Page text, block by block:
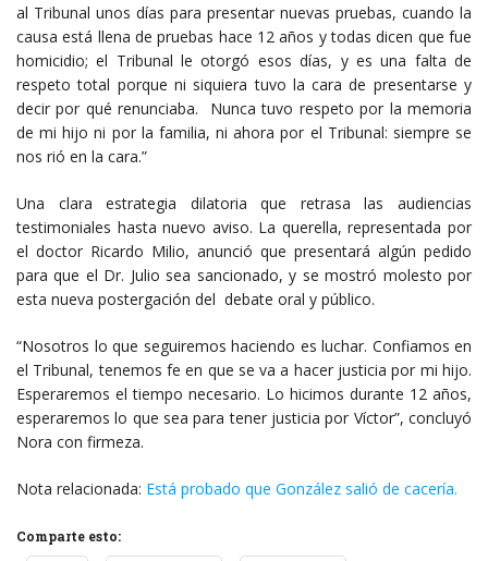
al Tribunal unos días para presentar nuevas pruebas, cuando la
causa está llena de pruebas hace 12 años y todas dicen que fue
homicidio; el Tribunal le otorgó esos días, y es una falta de
respeto total porque ni siquiera tuvo la cara de presentarse y
decir por qué renunciaba. Nunca tuvo respeto por la memoria
de mi hijo ni por la familia, ni ahora por el Tribunal: siempre se
nos rió en la cara.”
Una clara estrategia dilatoria que retrasa las audiencias
testimoniales hasta nuevo aviso. La querella, representada por
el doctor Ricardo Milio, anunció que presentará algún pedido
para que el Dr. Julio sea sancionado, y se mostró molesto por
esta nueva postergación del debate oral y público.
“Nosotros lo que seguiremos haciendo es luchar. Confiamos en
el Tribunal, tenemos fe en que se va a hacer justicia por mi hijo.
Esperaremos el tiempo necesario. Lo hicimos durante 12 años,
esperaremos lo que sea para tener justicia por Víctor”, concluyó
Nora con firmeza.
Nota relacionada: Está probado que González salió de cacería.
Comparte esto: